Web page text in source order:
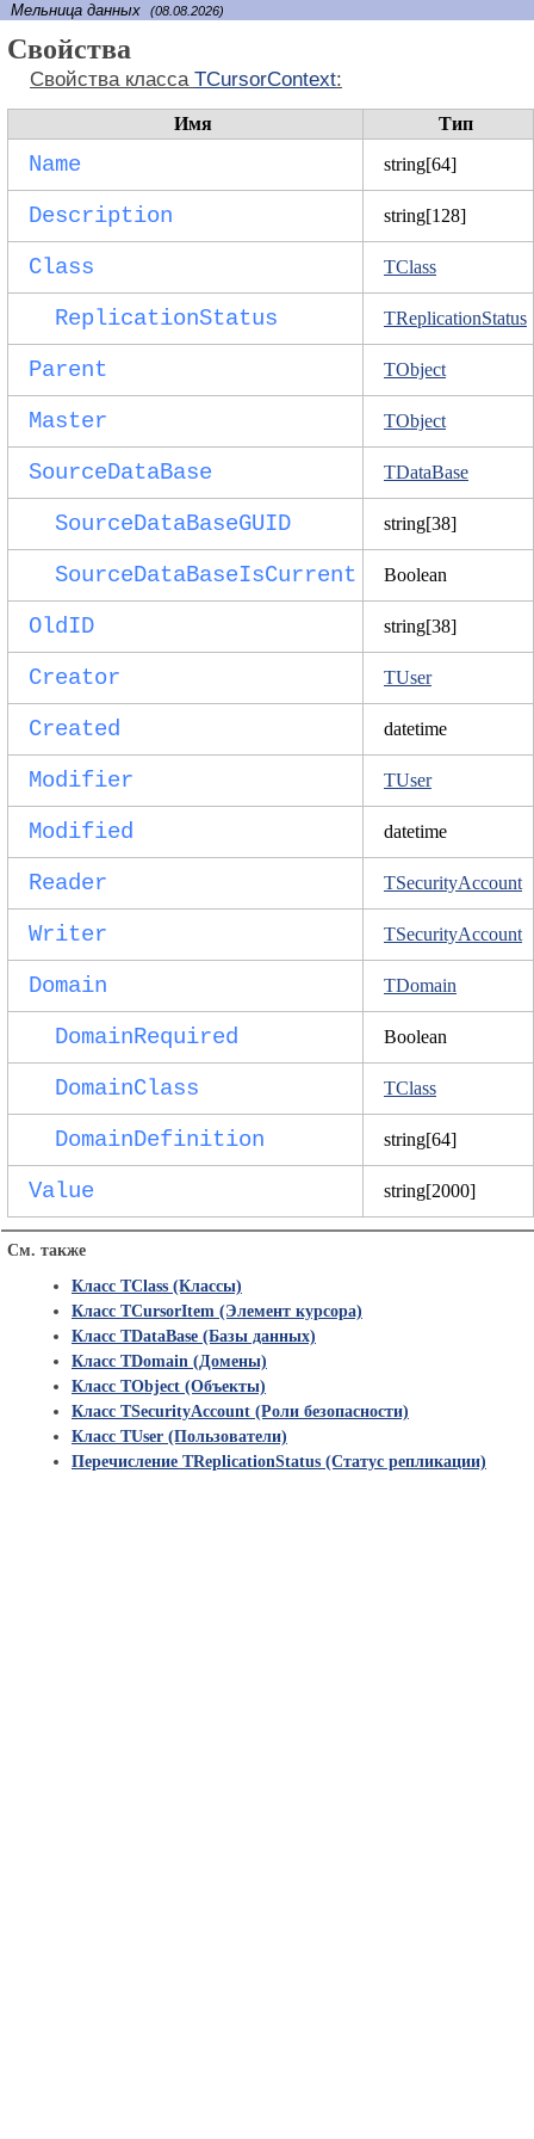
Мельница данных (08.08.2026)
Свойства
Свойства класса TCursorContext:
Имя Тип
Name string[64]
Description string[128]
Class TClass
ReplicationStatus TReplicationStatus
Parent TObject
Master TObject
SourceDataBase TDataBase
SourceDataBaseGUID string[38]
SourceDataBaseIsCurrent Boolean
OldID string[38]
Creator TUser
Created datetime
Modifier TUser
Modified datetime
Reader TSecurityAccount
Writer TSecurityAccount
Domain TDomain
DomainRequired Boolean
DomainClass TClass
DomainDefinition string[64]
Value string[2000]
См. также
Класс TClass (Классы)
Класс TCursorItem (Элемент курсора)
Класс TDataBase (Базы данных)
Класс TDomain (Домены)
Класс TObject (Объекты)
Класс TSecurityAccount (Роли безопасности)
Класс TUser (Пользователи)
Перечисление TReplicationStatus (Статус репликации)